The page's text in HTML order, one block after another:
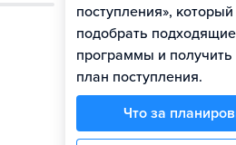
поступления»,
подобрать подходящие
программы и получить
план поступления.
Что за